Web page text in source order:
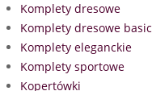
Komplety dresowe
Komplety dresowe basic
Komplety eleganckie
Komplety sportowe
Kopertówki